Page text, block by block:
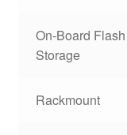
On-Board Flash
Storage
Rackmount